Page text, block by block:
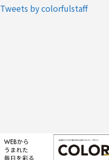
Tweets by colorfulstaff